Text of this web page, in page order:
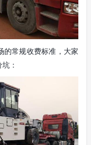
的常规收费标准，大家
：